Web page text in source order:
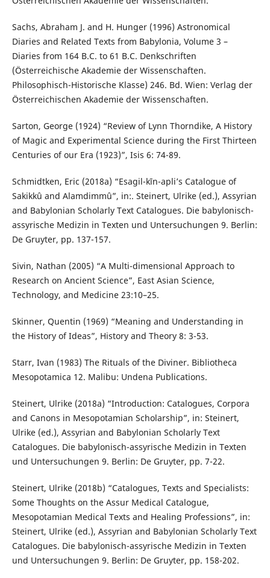
Sachs, Abraham J. and H. Hunger (1996) Astronomical
Diaries and Related Texts from Babylonia, Volume 3 –
Diaries from 164 B.C. to 61 B.C. Denkschriften
(Österreichische Akademie der Wissenschaften.
Philosophisch-Historische Klasse) 246. Bd. Wien: Verlag der
Österreichischen Akademie der Wissenschaften.
Sarton, George (1924) “Review of Lynn Thorndike, A History
of Magic and Experimental Science during the First Thirteen
Centuries of our Era (1923)”, Isis 6: 74-89.
Schmidtken, Eric (2018a) “Esagil-kīn-apli’s Catalogue of
Sakikkû and Alamdimmû”, in:. Steinert, Ulrike (ed.), Assyrian
and Babylonian Scholarly Text Catalogues. Die babylonisch-
assyrische Medizin in Texten und Untersuchungen 9. Berlin:
De Gruyter, pp. 137-157.
Sivin, Nathan (2005) “A Multi-dimensional Approach to
Research on Ancient Science”, East Asian Science,
Technology, and Medicine 23:10–25.
Skinner, Quentin (1969) “Meaning and Understanding in
the History of Ideas”, History and Theory 8: 3-53.
Starr, Ivan (1983) The Rituals of the Diviner. Bibliotheca
Mesopotamica 12. Malibu: Undena Publications.
Steinert, Ulrike (2018a) “Introduction: Catalogues, Corpora
and Canons in Mesopotamian Scholarship”, in: Steinert,
Ulrike (ed.), Assyrian and Babylonian Scholarly Text
Catalogues. Die babylonisch-assyrische Medizin in Texten
und Untersuchungen 9. Berlin: De Gruyter, pp. 7-22.
Steinert, Ulrike (2018b) “Catalogues, Texts and Specialists:
Some Thoughts on the Assur Medical Catalogue,
Mesopotamian Medical Texts and Healing Professions”, in:
Steinert, Ulrike (ed.), Assyrian and Babylonian Scholarly Text
Catalogues. Die babylonisch-assyrische Medizin in Texten
und Untersuchungen 9. Berlin: De Gruyter, pp. 158-202.